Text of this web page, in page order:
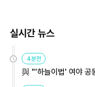
실시간 뉴스
4분전
與 "'하늘이법' 여야 공